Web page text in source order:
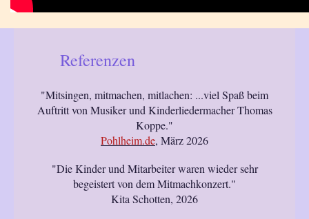
Referenzen
"Mitsingen, mitmachen, mitlachen: ...viel Spaß beim
Auftritt von Musiker und Kinderliedermacher Thomas
Koppe."
Pohlheim.de, März 2026
"Die Kinder und Mitarbeiter waren wieder sehr
begeistert von dem Mitmachkonzert."
Kita Schotten, 2026